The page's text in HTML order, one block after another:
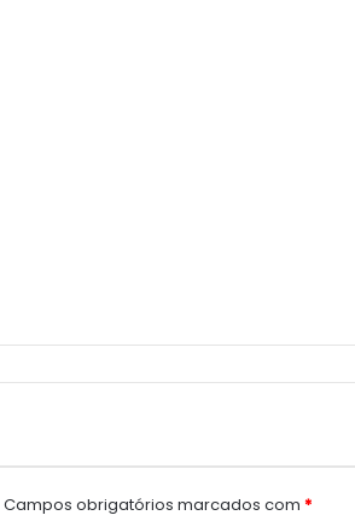
Campos obrigatórios marcados com *